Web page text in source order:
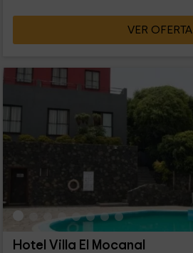
VER OFERTA
Hotel Villa El Mocanal